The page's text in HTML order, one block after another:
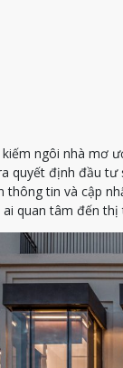
ngôi nhà mơ
quyết định đầu tư
thông tin và cập
quan tâm đến